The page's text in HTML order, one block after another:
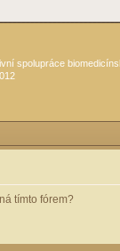
spolupráce
tímto fórem?